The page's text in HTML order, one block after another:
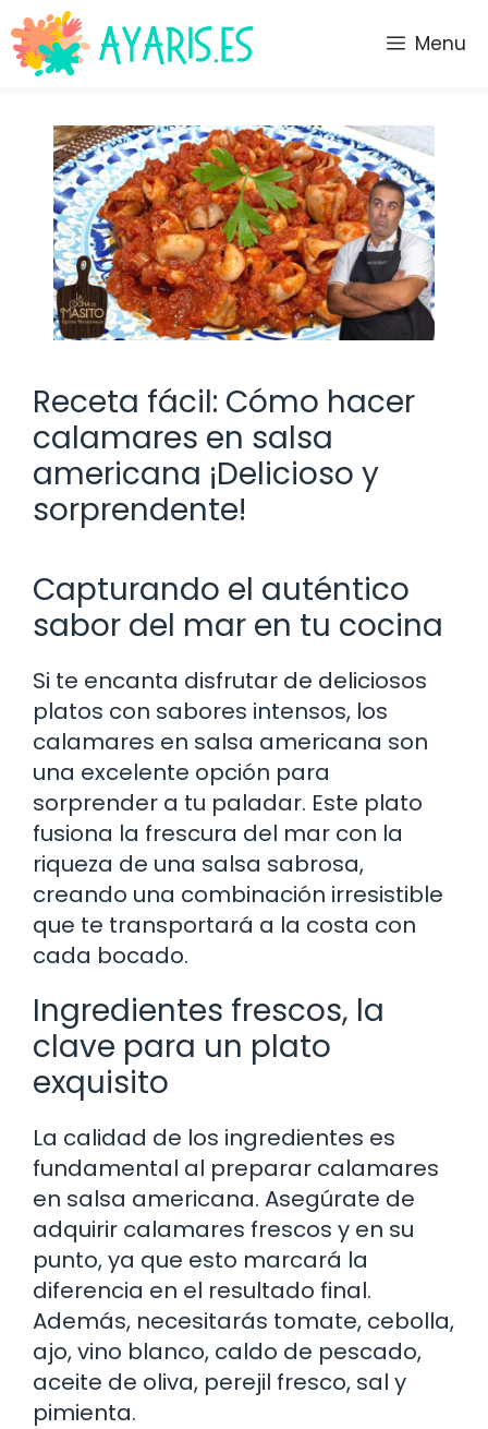
Saltar
al
contenido
Menu
Receta fácil: Cómo hacer
calamares en salsa
americana ¡Delicioso y
sorprendente!
Capturando el auténtico
sabor del mar en tu cocina
Si te encanta disfrutar de deliciosos
platos con sabores intensos, los
calamares en salsa americana son
una excelente opción para
sorprender a tu paladar. Este plato
fusiona la frescura del mar con la
riqueza de una salsa sabrosa,
creando una combinación irresistible
que te transportará a la costa con
cada bocado.
Ingredientes frescos, la
clave para un plato
exquisito
La calidad de los ingredientes es
fundamental al preparar calamares
en salsa americana. Asegúrate de
adquirir calamares frescos y en su
punto, ya que esto marcará la
diferencia en el resultado final.
Además, necesitarás tomate, cebolla,
ajo, vino blanco, caldo de pescado,
aceite de oliva, perejil fresco, sal y
pimienta.